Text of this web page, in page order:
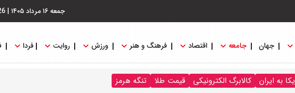
جمعه ۱۶ مرداد ۱۴۰۵ |
جهان جامعه اقتصاد فرهنگ و هنر ورزش روایت فردا
به ایران کالابرگ الکترونیکی قیمت طلا تنگه هرمز